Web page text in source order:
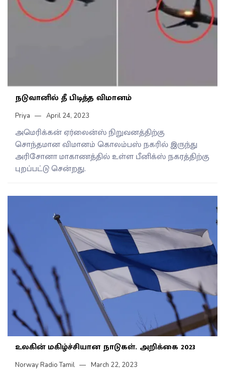
நடுவானில் தீ பிடித்த விமானம்
Priya April 24, 2023
அமெரிக்கன் ஏர்லைன்ஸ் நிறுவனத்திற்கு
சொந்தமான விமானம் கொலம்பஸ் நகரில் இருந்து
அரிசோனா மாகாணத்தில் உள்ள பீனிக்ஸ் நகரத்திற்கு
புறப்பட்டு சென்றது.
உலகின் மகிழ்ச்சியான நாடுகள். அறிக்கை 2023
Norway Radio Tamil March 22, 2023